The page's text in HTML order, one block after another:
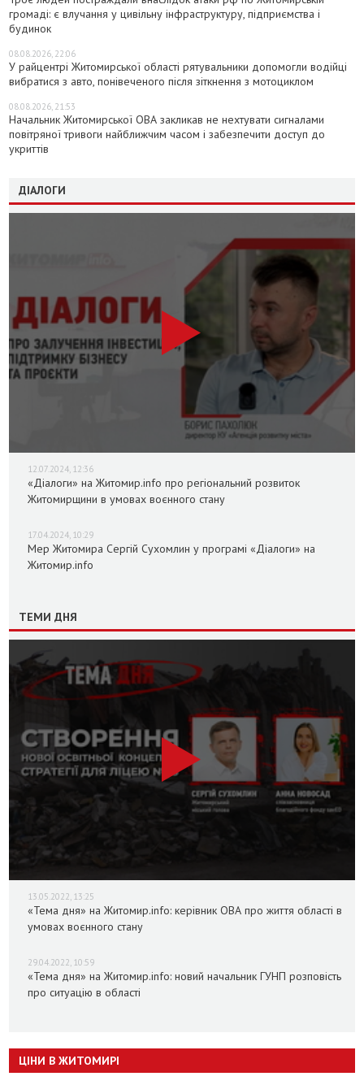
громаді: є влучання у цивільну інфраструктуру, підприємства і
будинок
08.08.2026, 22:06
У райцентрі Житомирської області рятувальники допомогли водійці
вибратися з авто, понівеченого після зіткнення з мотоциклом
08.08.2026, 21:53
Начальник Житомирської ОВА закликав не нехтувати сигналами
повітряної тривоги найближчим часом і забезпечити доступ до
укриттів
ДІАЛОГИ
12.07.2024, 12:36
«Діалоги» на Житомир.info про регіональний розвиток
Житомирщини в умовах воєнного стану
17.04.2024, 10:29
Мер Житомира Сергій Сухомлин у програмі «Діалоги» на
Житомир.info
ТЕМИ ДНЯ
13.05.2022, 13:25
«Тема дня» на Житомир.info: керівник ОВА про життя області в
умовах воєнного стану
29.04.2022, 10:59
«Тема дня» на Житомир.info: новий начальник ГУНП розповість
про ситуацію в області
ЦІНИ В ЖИТОМИРІ